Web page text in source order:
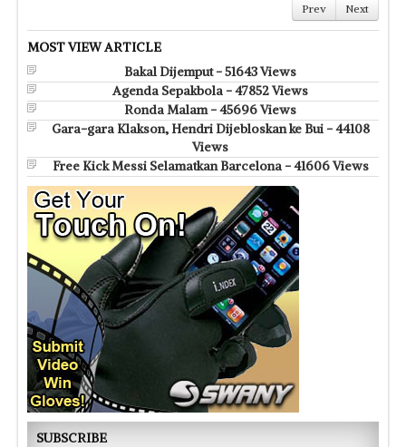
Prev Next
MOST VIEW ARTICLE
Bakal Dijemput - 51643 Views
Agenda Sepakbola - 47852 Views
Ronda Malam - 45696 Views
Gara-gara Klakson, Hendri Dijebloskan ke Bui - 44108
Views
Free Kick Messi Selamatkan Barcelona - 41606 Views
SUBSCRIBE